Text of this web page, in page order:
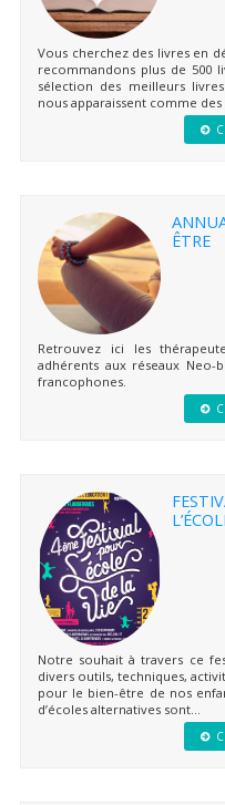
Vous cherchez des livres en
recommandons plus de 500
sélection des meilleurs
nous apparaissent comme des
ÊTRE
Retrouvez ici les
adhérents aux réseaux
francophones.
Notre souhait à travers ce
divers outils, techniques,
pour le bien-être de nos
d’écoles alternatives sont...